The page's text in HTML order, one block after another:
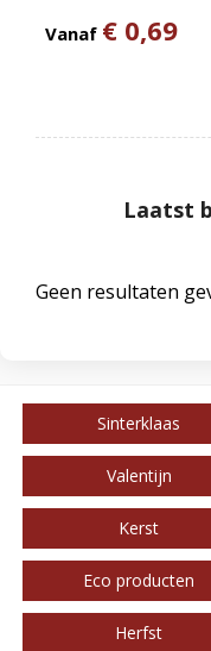
Vanaf € 0,69
Laatst
Geen resultaten
Sinterklaas
Valentijn
Kerst
Eco producten
Herfst